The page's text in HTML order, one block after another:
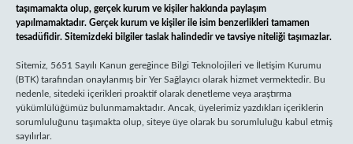
taşımamakta olup, gerçek kurum ve kişiler hakkında paylaşım
yapılmamaktadır. Gerçek kurum ve kişiler ile isim benzerlikleri tamamen
tesadüfidir. Sitemizdeki bilgiler taslak halindedir ve tavsiye niteliği taşımazlar.
Sitemiz, 5651 Sayılı Kanun gereğince Bilgi Teknolojileri ve İletişim Kurumu
(BTK) tarafından onaylanmış bir Yer Sağlayıcı olarak hizmet vermektedir. Bu
nedenle, sitedeki içerikleri proaktif olarak denetleme veya araştırma
yükümlülüğümüz bulunmamaktadır. Ancak, üyelerimiz yazdıkları içeriklerin
sorumluluğunu taşımakta olup, siteye üye olarak bu sorumluluğu kabul etmiş
sayılırlar.